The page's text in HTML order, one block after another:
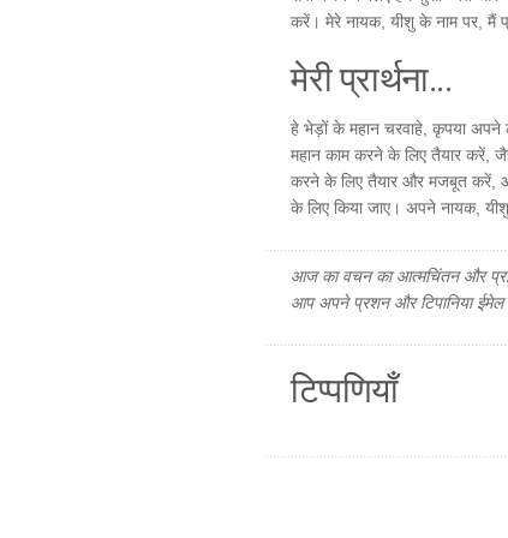
करें। मेरे नायक, यीशु के नाम पर, मैं
मेरी प्रार्थना...
हे भेड़ों के महान चरवाहे, कृपया अपने
महान काम करने के लिए तैयार करें,
करने के लिए तैयार और मजबूत करें,
के लिए किया जाए। अपने नायक,
आज का वचन का आत्मचिंतन और
आप अपने प्रशन और टिपानिया ईमेल
टिप्पणियाँ